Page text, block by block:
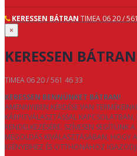
KERESSEN BÁTRAN TIMEA 06 20 /
×
KERESSEN BÁTRAN
TIMEA 06 20 / 561 46 33
KERESSEN BENNÜNKET BÁTRAN!
AMENNYIBEN KÉRDÉSE VAN
KÁRPITVÁLASZTÁSSAL KAPCSOLATBAN,
RENDELKEZÉSÉRE. SZÍVESEN SEGÍTÜNK
MEGOLDÁS KIVÁLASZTÁSÁBAN, HOGY
IGÉNYEIHEZ ÉS OTTHONÁHOZ